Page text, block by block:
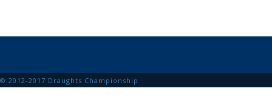
© 2012-2017 Draughts Championship